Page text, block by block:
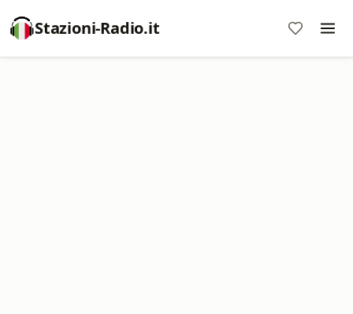
Stazioni-Radio.it